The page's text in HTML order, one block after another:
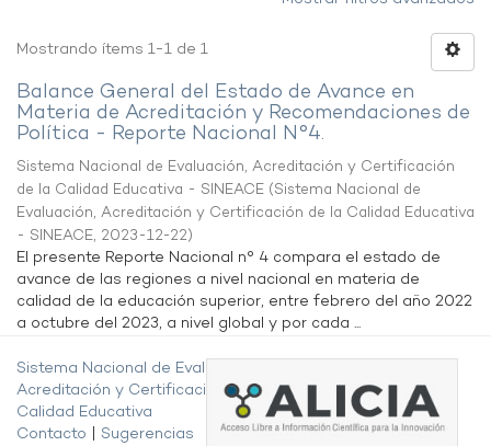
Mostrando ítems 1-1 de 1
Balance General del Estado de Avance en
Materia de Acreditación y Recomendaciones de
Política - Reporte Nacional N°4.
Sistema Nacional de Evaluación, Acreditación y Certificación
de la Calidad Educativa - SINEACE (Sistema Nacional de
Evaluación, Acreditación y Certificación de la Calidad Educativa
- SINEACE, 2023-12-22)
El presente Reporte Nacional n° 4 compara el estado de
avance de las regiones a nivel nacional en materia de
calidad de la educación superior, entre febrero del año 2022
a octubre del 2023, a nivel global y por cada ...
Sistema Nacional de Evaluación,
Acreditación y Certificación de la
Calidad Educativa
Contacto
Sugerencias